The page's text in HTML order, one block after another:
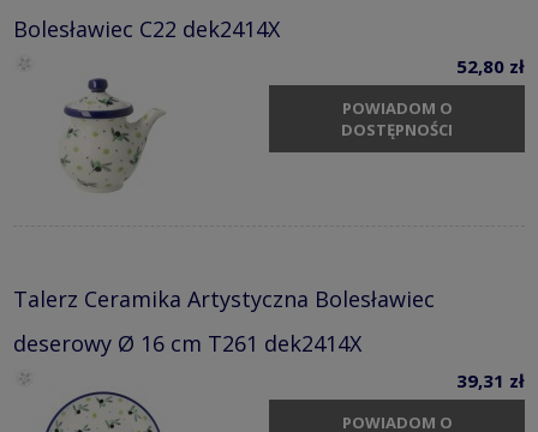
Bolesławiec C22 dek2414X
52,80 zł
POWIADOM O
DOSTĘPNOŚCI
Talerz Ceramika Artystyczna Bolesławiec
deserowy Ø 16 cm T261 dek2414X
39,31 zł
POWIADOM O